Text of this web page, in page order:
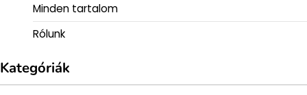
Minden tartalom
Rólunk
Kategóriák